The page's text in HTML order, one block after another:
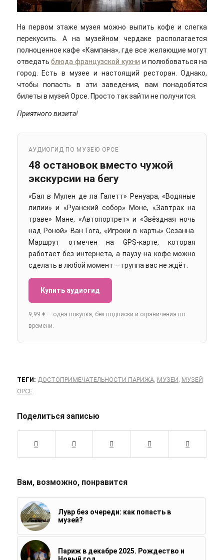
На первом этаже музея можно выпить кофе и слегка
перекусить. А на музейном чердаке располагается
полноценное кафе «Кампана», где все желающие могут
отведатьблюда французской кухни и полюбоваться на
город. Есть в музее и настоящий ресторан. Однако,
чтобы попасть в эти заведения, вам понадобятся
билеты в музей Орсе. Просто так зайти не получится.
Приятного визита!
АУДИОГИД ПО МУЗЕЮ ОРСЕ
48 остановок вместо чужой
экскурсии на бегу
«Бал в Мулен де ла Галетт» Ренуара, «Водяные
лилии» и «Руанский собор» Моне, «Завтрак на
траве» Мане, «Автопортрет» и «Звёздная ночь
над Роной» Ван Гога, «Игроки в карты» Сезанна.
Маршрут отмечен на GPS-карте, которая
работает без интернета, а паузу на кофе можно
сделать в любой момент — группа вас не ждёт.
Купить аудиогид
9,99 € — одна покупка, без подписки и ограничения по
времени.
ТЕГИ: ДОСТОПРИМЕЧАТЕЛЬНОСТИ ПАРИЖА, МУЗЕИ, МУЗЕЙ
ОРСЕ
Поделиться записью
Вам, возможно, понравится
Лувр без очереди: как попасть в
музей?
Париж в декабре 2025. Рождество и